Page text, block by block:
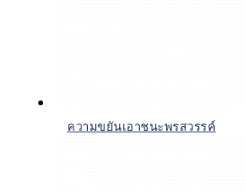
ความขยันเอาชนะพรสวรรค์